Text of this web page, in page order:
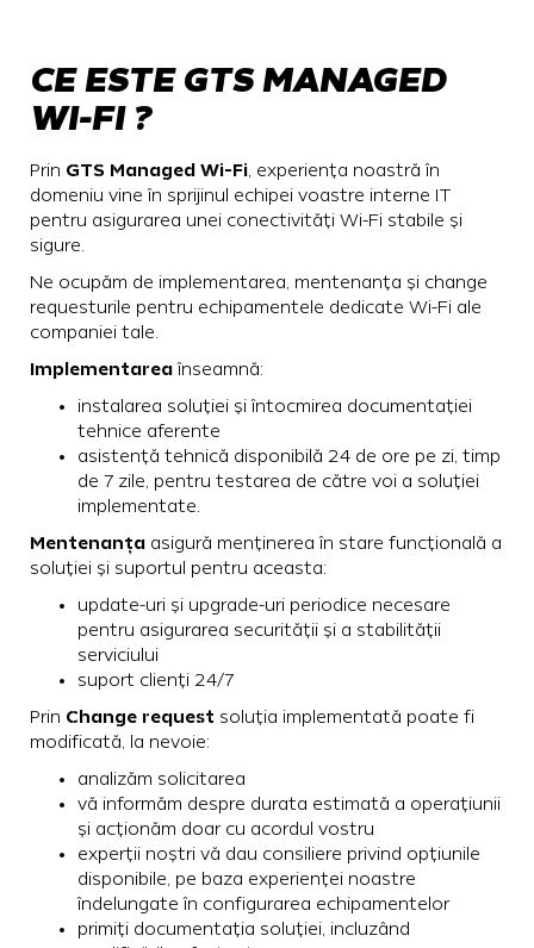
CE ESTE GTS MANAGED
WI-FI ?
Prin GTS Managed Wi-Fi, experiența noastră în
domeniu vine în sprijinul echipei voastre interne IT
pentru asigurarea unei conectivități Wi-Fi stabile și
sigure.
Ne ocupăm de implementarea, mentenanța și change
requesturile pentru echipamentele dedicate Wi-Fi ale
companiei tale.
Implementareaînseamnă:
instalarea soluției și întocmirea documentației
tehnice aferente
asistență tehnică disponibilă 24 de ore pe zi, timp
de 7 zile, pentru testarea de către voi a soluției
implementate.
Mentenanța asigură menținerea în stare funcțională a
soluției și suportul pentru aceasta:
update-uri și upgrade-uri periodice necesare
pentru asigurarea securității și a stabilității
serviciului
suport clienți 24/7
Prin Change request soluția implementată poate fi
modificată, la nevoie:
analizăm solicitarea
vă informăm despre durata estimată a operațiunii
și acționăm doar cu acordul vostru
experții noștri vă dau consiliere privind opțiunile
disponibile, pe baza experienței noastre
îndelungate în configurarea echipamentelor
primiți documentația soluției, incluzând